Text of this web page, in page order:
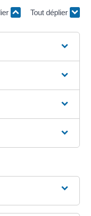
Tout déplier